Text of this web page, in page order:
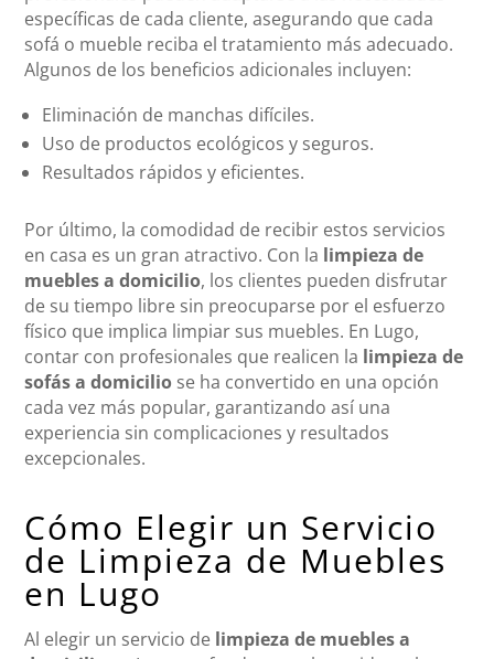
específicas de cada cliente, asegurando que cada
sofá o mueble reciba el tratamiento más adecuado.
Algunos de los beneficios adicionales incluyen:
Eliminación de manchas difíciles.
Uso de productos ecológicos y seguros.
Resultados rápidos y eficientes.
Por último, la comodidad de recibir estos servicios
en casa es un gran atractivo. Con la limpieza de
muebles a domicilio, los clientes pueden disfrutar
de su tiempo libre sin preocuparse por el esfuerzo
físico que implica limpiar sus muebles. En Lugo,
contar con profesionales que realicen la limpieza de
sofás a domicilio se ha convertido en una opción
cada vez más popular, garantizando así una
experiencia sin complicaciones y resultados
excepcionales.
Cómo Elegir un Servicio
de Limpieza de Muebles
en Lugo
Al elegir un servicio de limpieza de muebles a